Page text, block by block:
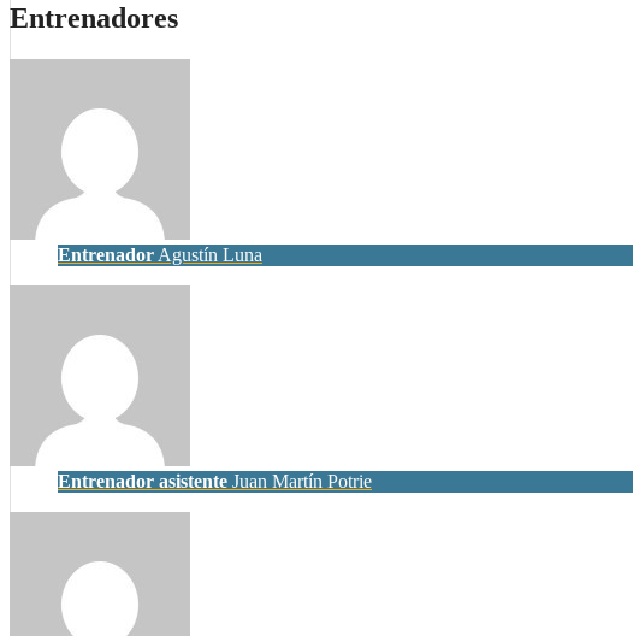
Entrenadores
Entrenador Agustín Luna
Entrenador asistente Juan Martín Potrie